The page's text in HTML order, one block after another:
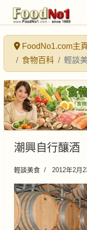
FoodNo1.com主頁
食物百科
輕談
潮興自行釀酒
輕談美食 2012年2月